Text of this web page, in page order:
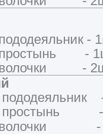
-
-
-
пододеяльник
– простынь -
-